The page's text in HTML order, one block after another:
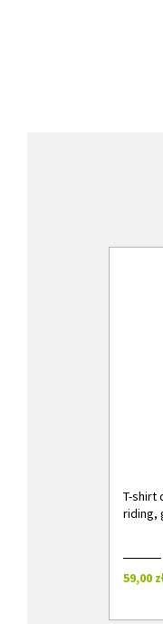
T-shirt
riding,
59,00